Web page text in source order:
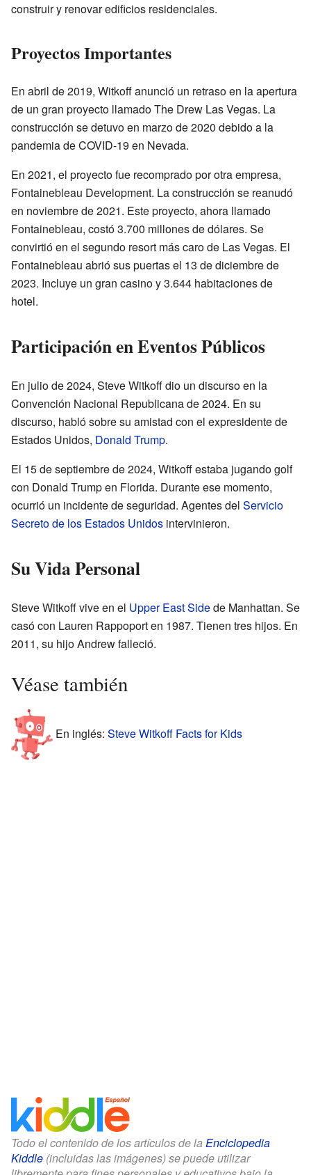
construir y renovar edificios residenciales.
Proyectos Importantes
En abril de 2019, Witkoff anunció un retraso en la apertura
de un gran proyecto llamado The Drew Las Vegas. La
construcción se detuvo en marzo de 2020 debido a la
pandemia de COVID-19 en Nevada.
En 2021, el proyecto fue recomprado por otra empresa,
Fontainebleau Development. La construcción se reanudó
en noviembre de 2021. Este proyecto, ahora llamado
Fontainebleau, costó 3.700 millones de dólares. Se
convirtió en el segundo resort más caro de Las Vegas. El
Fontainebleau abrió sus puertas el 13 de diciembre de
2023. Incluye un gran casino y 3.644 habitaciones de
hotel.
Participación en Eventos Públicos
En julio de 2024, Steve Witkoff dio un discurso en la
Convención Nacional Republicana de 2024. En su
discurso, habló sobre su amistad con el expresidente de
Estados Unidos, Donald Trump.
El 15 de septiembre de 2024, Witkoff estaba jugando golf
con Donald Trump en Florida. Durante ese momento,
ocurrió un incidente de seguridad. Agentes del Servicio
Secreto de los Estados Unidos intervinieron.
Su Vida Personal
Steve Witkoff vive en el Upper East Sidede Manhattan. Se
casó con Lauren Rappoport en 1987. Tienen tres hijos. En
2011, su hijo Andrew falleció.
Véase también
En inglés: Steve Witkoff Facts for Kids
Todo el contenido de los artículos de la Enciclopedia
Kiddle (incluidas las imágenes) se puede utilizar